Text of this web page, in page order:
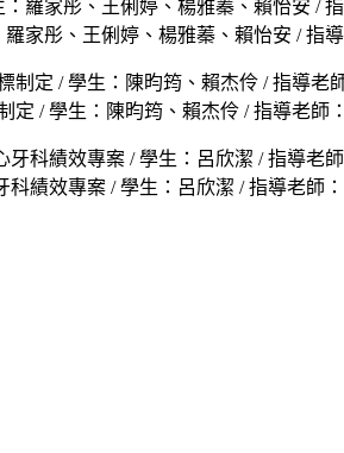
家彤、王俐婷、楊雅蓁、賴怡安 / 指
定 / 學生：陳昀筠、賴杰伶 / 指導老師
績效專案 / 學生：呂欣潔 / 指導老師